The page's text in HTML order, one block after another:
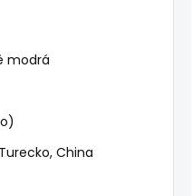
modrá
China